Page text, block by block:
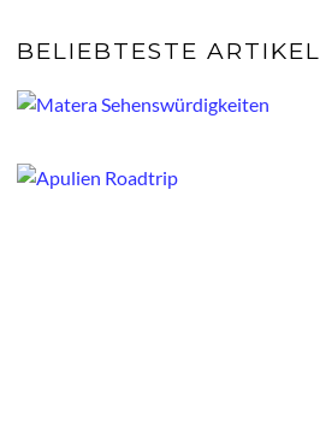
BELIEBTESTE ARTIKEL